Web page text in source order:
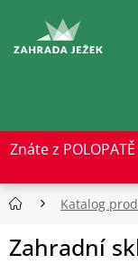
obsah
Znáte z POLOPATĚ
Katalog
Zahradní